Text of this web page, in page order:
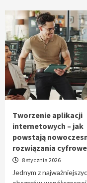
Tworzenie aplikacji
internetowych – jak
powstają
rozwiązania cyfrowe
8 stycznia 2026
Jednym z